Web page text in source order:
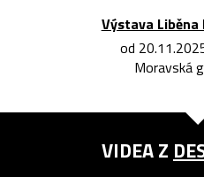
Výstava Liběna
od
Moravská
VIDEA Z